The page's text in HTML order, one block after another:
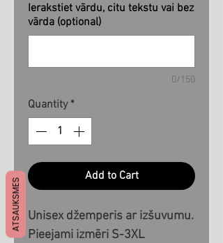
Ierakstiet vārdu, citu tekstu vai bez
vārda (optional)
0/150
Quantity *
Add to Cart
Unisex džemperis ar izšuvumu.
Pieejami izmēri S-3XL
ATSAUKSMES